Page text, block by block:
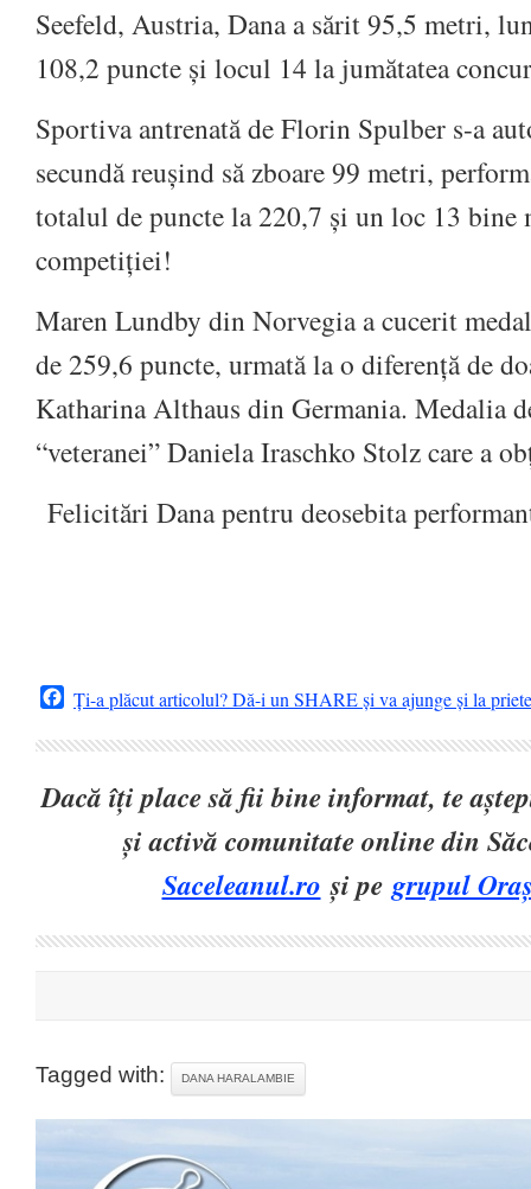
Seefeld, Austria, Dana a sărit 95,5 metri,
108,2 puncte și locul 14 la jumătatea
Sportiva antrenată de Florin Spulber s-a
secundă reușind să zboare 99 metri,
totalul de puncte la 220,7 și un loc 13 bine
competiției!
Maren Lundby din Norvegia a cucerit
de 259,6 puncte, urmată la o diferență de
Katharina Althaus din Germania. Medalia
“veteranei” Daniela Iraschko Stolz care a
Felicitări Dana pentru deosebita
Facebook
Ți-a plăcut articolul? Dă-i un SHARE și va ajunge și la
Dacă îți place să fii bine informat, te
și activă comunitate online din
Saceleanul.ro și pegrupul
Tagged with: DANA HARALAMBIE